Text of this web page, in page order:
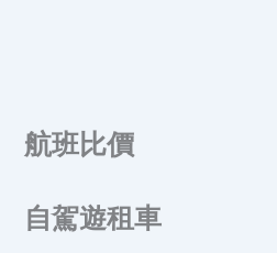
航班比價
自駕遊租車